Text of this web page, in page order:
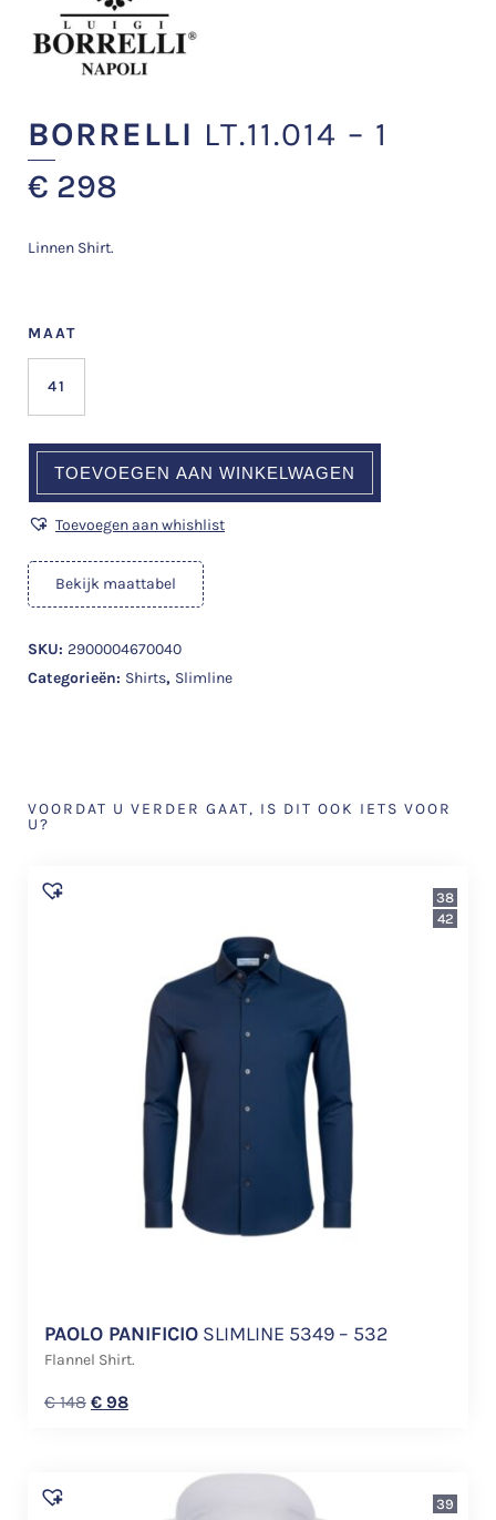
BORRELLI LT.11.014 – 1
€ 298
Linnen Shirt.
MAAT
41
TOEVOEGEN AAN WINKELWAGEN
Toevoegen aan whishlist
Bekijk maattabel
SKU: 2900004670040
Categorieën: Shirts, Slimline
VOORDAT U VERDER GAAT, IS DIT OOK IETS VOOR
U?
PAOLO PANIFICIO SLIMLINE 5349 – 532
Flannel Shirt.
€148 € 98
38
42
39